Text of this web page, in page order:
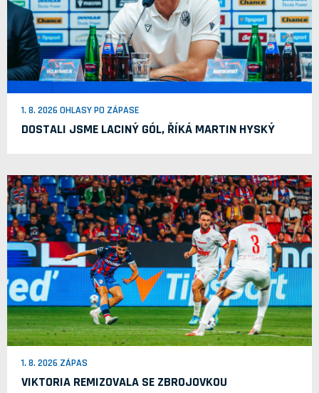
1. 8. 2026 OHLASY PO ZÁPASE
DOSTALI JSME LACINÝ GÓL, ŘÍKÁ MARTIN HYSKÝ
1. 8. 2026 ZÁPAS
VIKTORIA REMIZOVALA SE ZBROJOVKOU